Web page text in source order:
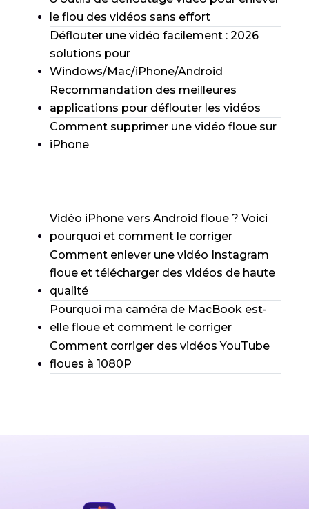
le flou des vidéos sans effort
Déflouter une vidéo facilement : 2026
solutions pour
Windows/Mac/iPhone/Android
Recommandation des meilleures
applications pour déflouter les vidéos
Comment supprimer une vidéo floue sur
iPhone
Vidéo iPhone vers Android floue ? Voici
pourquoi et comment le corriger
Comment enlever une vidéo Instagram
floue et télécharger des vidéos de haute
qualité
Pourquoi ma caméra de MacBook est-
elle floue et comment le corriger
Comment corriger des vidéos YouTube
floues à 1080P